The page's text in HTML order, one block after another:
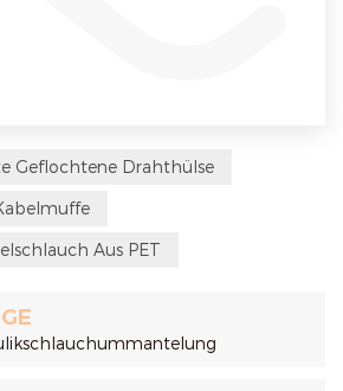
Geflochtene Drahthülse
Aus PET